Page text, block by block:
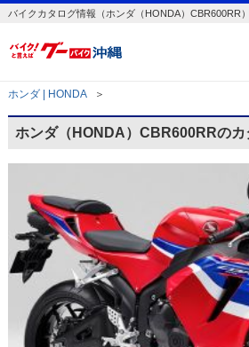
バイクカタログ情報（ホンダ（HONDA）CBR600RR）
ホンダ | HONDA ＞
ホンダ（HONDA）CBR600RRのカ